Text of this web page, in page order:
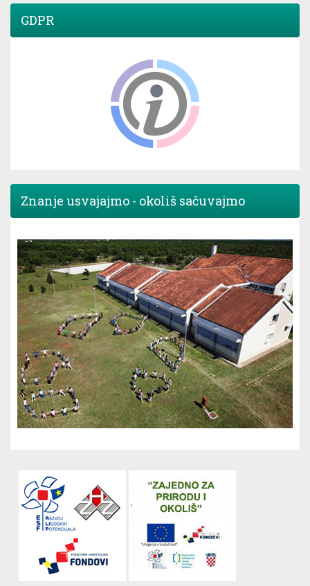
GDPR
Znanje usvajajmo - okoliš sačuvajmo